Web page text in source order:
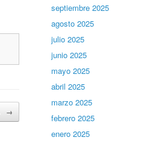
→
septiembre 2025
agosto 2025
julio 2025
junio 2025
mayo 2025
abril 2025
marzo 2025
febrero 2025
enero 2025